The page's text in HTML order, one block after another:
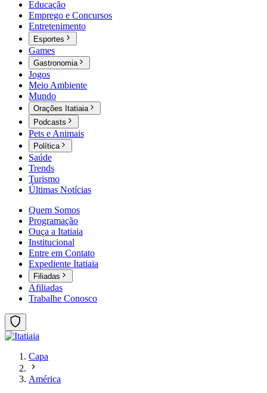
Educação
Emprego e Concursos
Entretenimento
Esportes
Games
Gastronomia
Jogos
Meio Ambiente
Mundo
Orações Itatiaia
Podcasts
Pets e Animais
Política
Saúde
Trends
Turismo
Últimas Notícias
Quem Somos
Programação
Ouça a Itatiaia
Institucional
Entre em Contato
Expediente Itatiaia
Filiadas
Afiliadas
Trabalhe Conosco
Capa
América